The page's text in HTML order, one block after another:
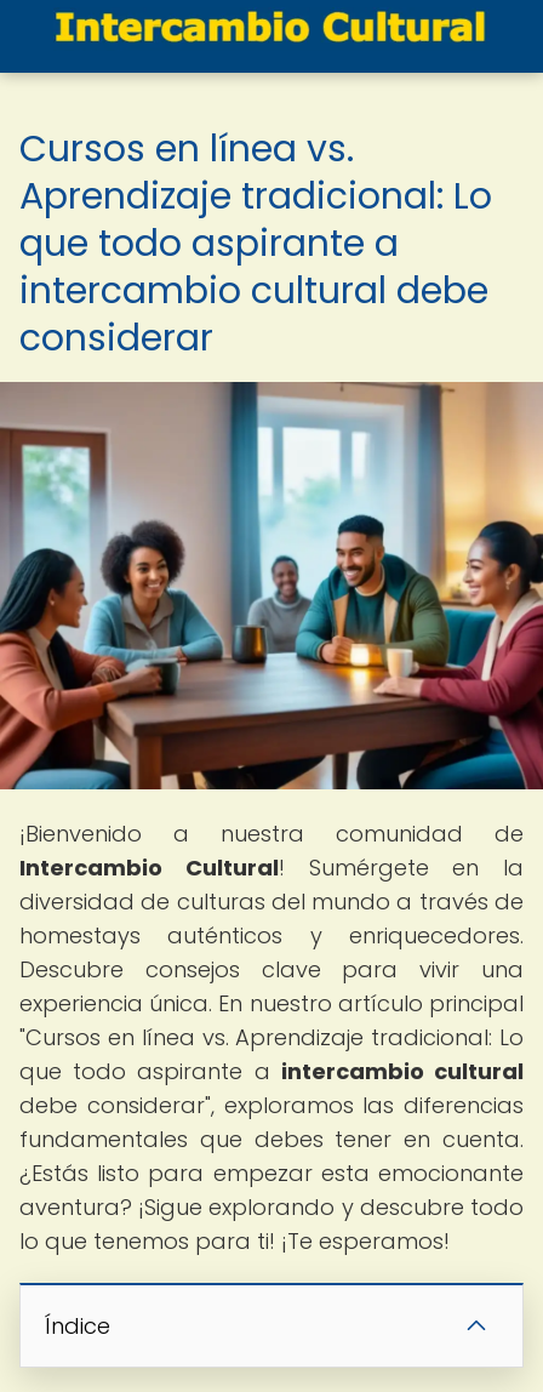
Cursos en línea vs.
Aprendizaje tradicional: Lo
que todo aspirante a
intercambio cultural debe
considerar
¡Bienvenido a nuestra comunidad de
Intercambio Cultural! Sumérgete en la
diversidad de culturas del mundo a través de
homestays auténticos y enriquecedores.
Descubre consejos clave para vivir una
experiencia única. En nuestro artículo principal
"Cursos en línea vs. Aprendizaje tradicional: Lo
que todo aspirante a intercambio cultural
debe considerar", exploramos las diferencias
fundamentales que debes tener en cuenta.
¿Estás listo para empezar esta emocionante
aventura? ¡Sigue explorando y descubre todo
lo que tenemos para ti! ¡Te esperamos!
Índice